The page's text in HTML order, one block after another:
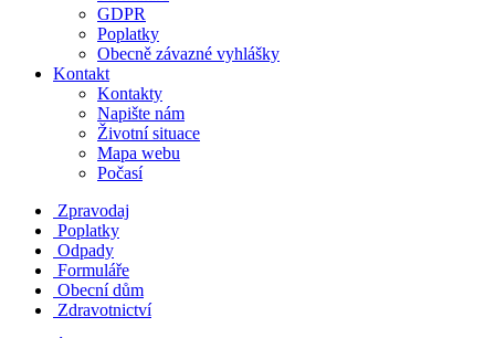
GDPR
Poplatky
Obecně závazné vyhlášky
Kontakt
Kontakty
Napište nám
Životní situace
Mapa webu
Počasí
Zpravodaj
Poplatky
Odpady
Formuláře
Obecní dům
Zdravotnictví